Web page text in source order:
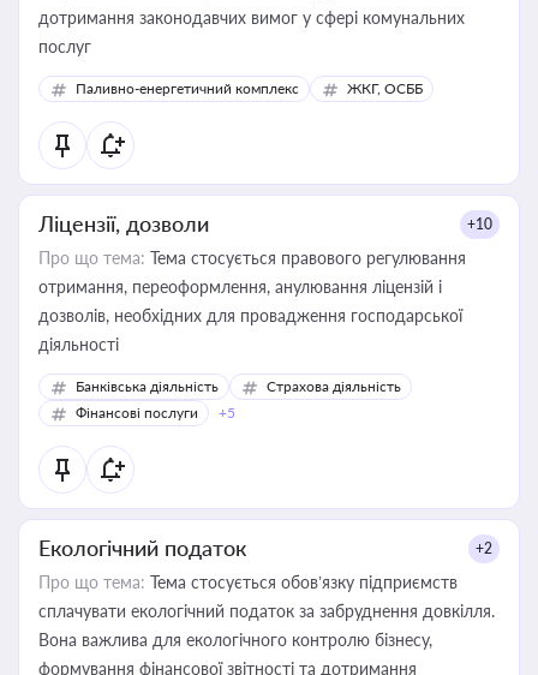
дотримання законодавчих вимог у сфері комунальних
послуг
Паливно-енергетичний комплекс ЖКГ, ОСББ
Ліцензії, дозволи +10
Про що тема: Тема стосується правового регулювання
отримання, переоформлення, анулювання ліцензій і
дозволів, необхідних для провадження господарської
діяльності
Банківська діяльність
Страхова діяльність
Фінансові послуги
+5
Екологічний податок +2
Про що тема: Тема стосується обов’язку підприємств
сплачувати екологічний податок за забруднення довкілля.
Вона важлива для екологічного контролю бізнесу,
формування фінансової звітності та дотримання